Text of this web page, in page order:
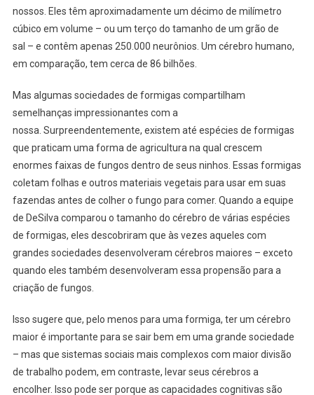
nossos. Eles têm aproximadamente um décimo de milímetro
cúbico em volume – ou um terço do tamanho de um grão de
sal – e contêm apenas 250.000 neurônios. Um cérebro humano,
em comparação, tem cerca de 86 bilhões.
Mas algumas sociedades de formigas compartilham
semelhanças impressionantes com a
nossa. Surpreendentemente, existem até espécies de formigas
que praticam uma forma de agricultura na qual crescem
enormes faixas de fungos dentro de seus ninhos. Essas formigas
coletam folhas e outros materiais vegetais para usar em suas
fazendas antes de colher o fungo para comer. Quando a equipe
de DeSilva comparou o tamanho do cérebro de várias espécies
de formigas, eles descobriram que às vezes aqueles com
grandes sociedades desenvolveram cérebros maiores – exceto
quando eles também desenvolveram essa propensão para a
criação de fungos.
Isso sugere que, pelo menos para uma formiga, ter um cérebro
maior é importante para se sair bem em uma grande sociedade
– mas que sistemas sociais mais complexos com maior divisão
de trabalho podem, em contraste, levar seus cérebros a
encolher. Isso pode ser porque as capacidades cognitivas são